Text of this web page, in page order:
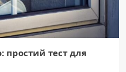
простий тест для